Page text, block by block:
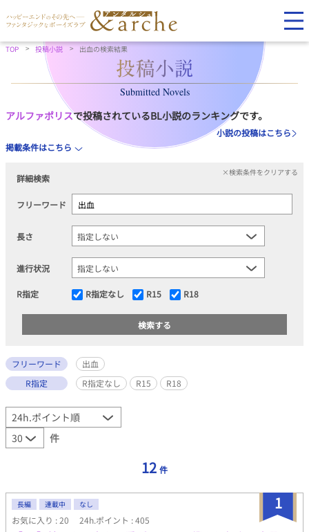
TOP 投稿小説 出血の検索結果
Submitted Novels
アルファポリスで投稿されているBL小説のランキングです。
小説の投稿はこちら
掲載条件はこちら
詳細検索
×検索条件をクリアする
フリーワード
長さ
進行状況
R指定 R指定なし R15 R18
フリーワード
出血
R指定
R指定なし R15 R18
件
12 件
1
長編 連載中 なし
お気に入り : 20 24h.ポイント : 405